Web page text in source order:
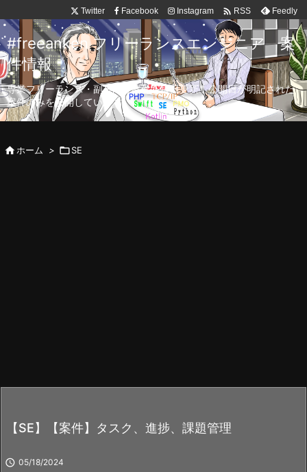
Twitter Facebook Instagram  RSS Feedly
#freeanken フリーランスエンジニア 案
件情報
専業フリーランス・副業向け案件を毎日更新！公開日が明記された
案件のみを公開しています。
ホーム > SE
【SE】【案件】タスク、進捗、課題管理
 05/18/2024